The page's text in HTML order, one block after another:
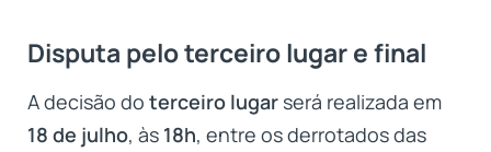
Disputa pelo terceiro lugar e final
A decisão do terceiro lugar será realizada em
18 de julho, às 18h, entre os derrotados das